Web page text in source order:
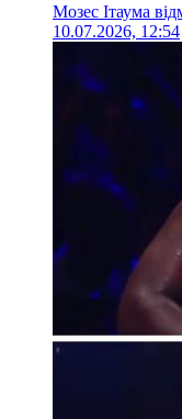
Мозес Ітаума
10.07.2026, 12:54